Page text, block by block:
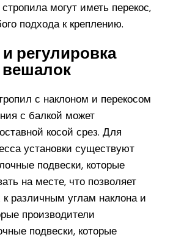
могут иметь перекос,
подхода к креплению.
регулировка
с наклоном и перекосом
с балкой может
косой срез. Для
установки существуют
подвески, которые
на месте, что позволяет
к различным углам наклона и
производители
подвески, которые